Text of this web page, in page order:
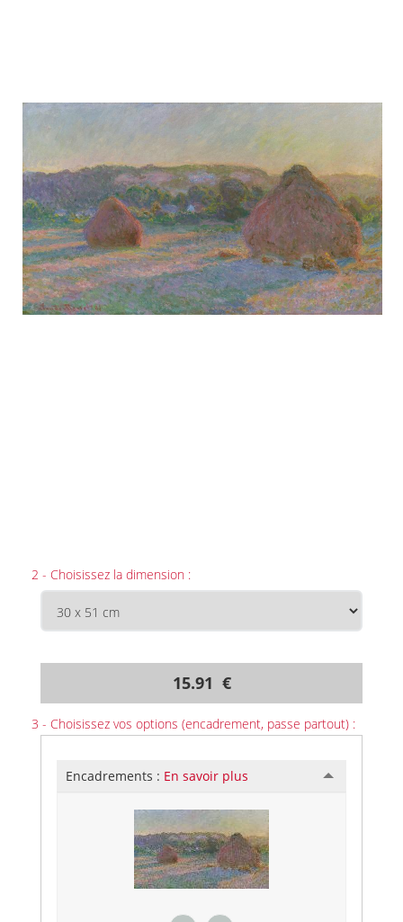
2 - Choisissez la dimension :
15.91 €
3 - Choisissez vos options (encadrement, passe partout) :
Encadrements : En savoir plus